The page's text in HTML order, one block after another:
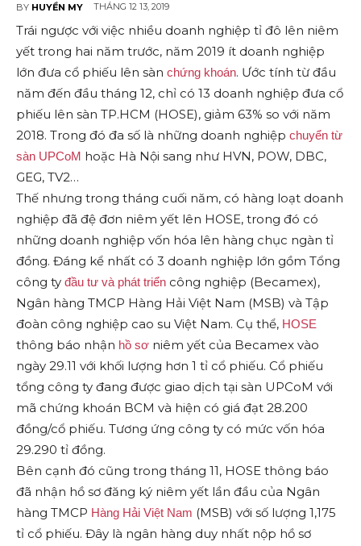
BY HUYỀN MY THÁNG 12 13, 2019
Trái ngược với việc nhiều doanh nghiệp tỉ đô lên niêm
yết trong hai năm trước, năm 2019 ít doanh nghiệp
lớn đưa cổ phiếu lên sàn chứng khoán. Ước tính từ đầu
năm đến đầu tháng 12, chỉ có 13 doanh nghiệp đưa cổ
phiếu lên sàn TP.HCM (HOSE), giảm 63% so với năm
2018. Trong đó đa số là những doanh nghiệp chuyển từ
sàn UPCoM hoặc Hà Nội sang như HVN, POW, DBC,
GEG, TV2…
Thế nhưng trong tháng cuối năm, có hàng loạt doanh
nghiệp đã đệ đơn niêm yết lên HOSE, trong đó có
những doanh nghiệp vốn hóa lên hàng chục ngàn tỉ
đồng. Đáng kể nhất có 3 doanh nghiệp lớn gồm Tổng
công ty đầu tư và phát triển công nghiệp (Becamex),
Ngân hàng TMCP Hàng Hải Việt Nam (MSB) và Tập
đoàn công nghiệp cao su Việt Nam. Cụ thể, HOSE
thông báo nhận hồ sơ niêm yết của Becamex vào
ngày 29.11 với khối lượng hơn 1 tỉ cổ phiếu. Cổ phiếu
tổng công ty đang được giao dịch tại sàn UPCoM với
mã chứng khoán BCM và hiện có giá đạt 28.200
đồng/cổ phiếu. Tương ứng công ty có mức vốn hóa
29.290 tỉ đồng.
Bên cạnh đó cũng trong tháng 11, HOSE thông báo
đã nhận hồ sơ đăng ký niêm yết lần đầu của Ngân
hàng TMCP Hàng Hải Việt Nam (MSB) với số lượng 1,175
tỉ cổ phiếu. Đây là ngân hàng duy nhất nộp hồ sơ